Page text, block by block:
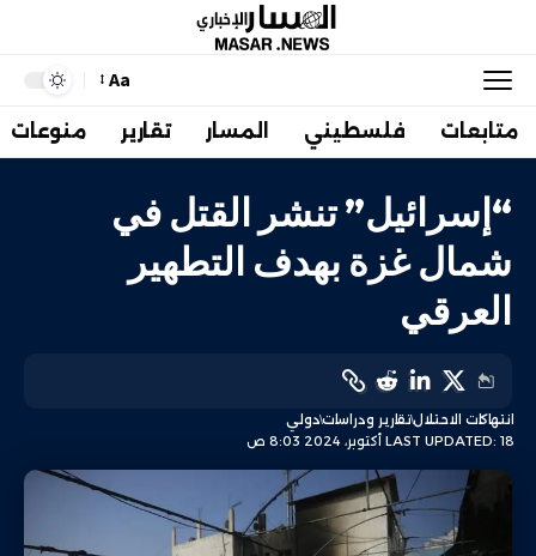
Aa
متابعات فلسطيني المسار تقارير منوعات
“إسرائيل” تنشر القتل في
شمال غزة بهدف التطهير
العرقي
LAST UPDATED: 18 أكتوبر، 2024 8:03 ص
انتهاكات الاحتلالتقارير ودراساتدولي